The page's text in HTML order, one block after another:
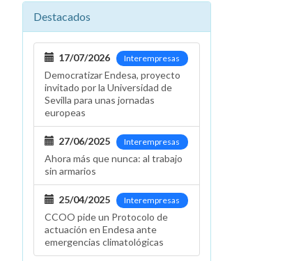
Destacados
Interempresas
17/07/2026
Democratizar Endesa, proyecto
invitado por la Universidad de
Sevilla para unas jornadas
europeas
Interempresas
27/06/2025
Ahora más que nunca: al trabajo
sin armarios
Interempresas
25/04/2025
CCOO pide un Protocolo de
actuación en Endesa ante
emergencias climatológicas